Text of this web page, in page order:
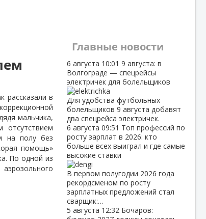
рассказали в
мальчика,
отсутствием
на полу без
помощь»
По одной из
аэрозольного
Главные новости
6 августа 10:01 9 августа: в
Волгограде — спецрейсы
электричек для болельщиков
Для удобства футбольных
болельщиков 9 августа добавят
два спецрейса электричек.
6 августа 09:51 Топ профессий по
росту зарплат в 2026: кто
больше всех выиграл и где самые
высокие ставки
В первом полугодии 2026 года
рекордсменом по росту
зарплатных предложений стал
сварщик:…
5 августа 12:32 Бочаров: